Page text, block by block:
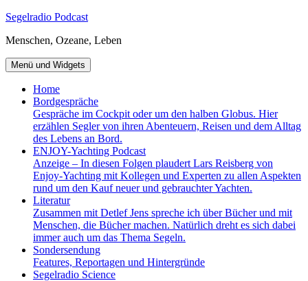
Zum
springen
Segelradio Podcast
Menschen, Ozeane, Leben
Menü und Widgets
Home
Bordgespräche
Gespräche im Cockpit oder um den halben Globus. Hier
erzählen Segler von ihren Abenteuern, Reisen und dem Alltag
des Lebens an Bord.
ENJOY-Yachting Podcast
Anzeige – In diesen Folgen plaudert Lars Reisberg von
Enjoy-Yachting mit Kollegen und Experten zu allen Aspekten
rund um den Kauf neuer und gebrauchter Yachten.
Literatur
Zusammen mit Detlef Jens spreche ich über Bücher und mit
Menschen, die Bücher machen. Natürlich dreht es sich dabei
immer auch um das Thema Segeln.
Sondersendung
Features, Reportagen und Hintergründe
Segelradio Science